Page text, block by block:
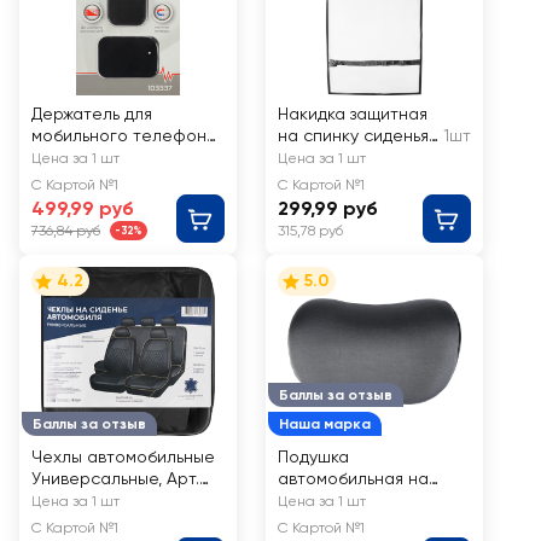
Держатель для
мобильного телефона
AUTOSTANDART Extra
Fix магнитный Арт.
103337
Цена за 1 шт
С Картой №1
499,99 руб
736,84 руб -32%
Накидка защитная
на спинку сиденья
ALCA Start 60х45см
1шт
Цена за 1 шт
С Картой №1
299,99 руб
315,78 руб
Баллы за отзыв
4.2
Чехлы автомобильные
Универсальные, Арт.
610402
Цена за 1 шт
С Картой №1
Баллы за отзыв
Наша марка
5.0
Подушка
автомобильная на
подголовник ЛЕНТА с
эффектом памяти
Цена за 1 шт
С Картой №1